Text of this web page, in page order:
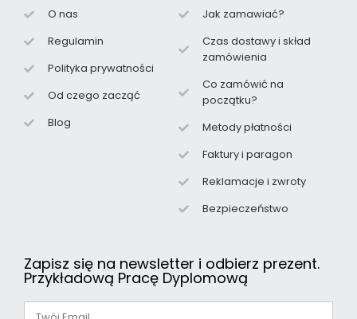
O nas
Regulamin
Polityka prywatności
Od czego zacząć
Blog
Jak zamawiać?
Czas dostawy i skład
zamówienia
Co zamówić na
początku?
Metody płatności
Faktury i paragon
Reklamacje i zwroty
Bezpieczeństwo
Zapisz się na newsletter i odbierz prezent.
Przykładową Pracę Dyplomową